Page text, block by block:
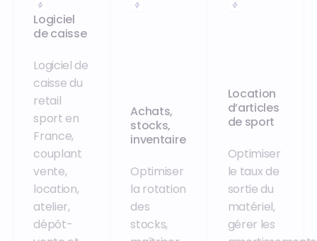
Logiciel
de caisse
Logiciel de
caisse du
retail
sport en
France,
couplant
vente,
location,
atelier,
dépôt-
Achats,
stocks,
inventaire
Optimiser
la rotation
des
stocks,
Location
d’articles
de sport
Optimiser
le taux de
sortie du
matériel,
gérer les